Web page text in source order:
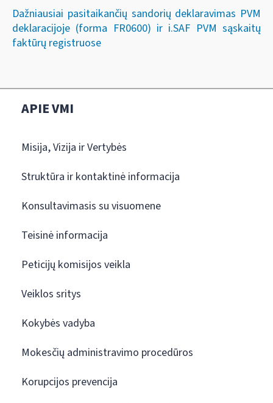
Dažniausiai pasitaikančių sandorių deklaravimas PVM
deklaracijoje (forma FR0600) ir i.SAF PVM sąskaitų
faktūrų registruose
APIE VMI
Misija, Vizija ir Vertybės
Struktūra ir kontaktinė informacija
Konsultavimasis su visuomene
Teisinė informacija
Peticijų komisijos veikla
Veiklos sritys
Kokybės vadyba
Mokesčių administravimo procedūros
Korupcijos prevencija